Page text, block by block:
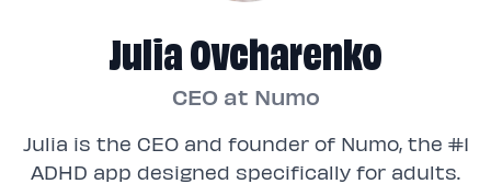
Julia Ovcharenko
CEO at Numo
Julia is the CEO and founder of Numo, the #1
ADHD app designed specifically for adults.